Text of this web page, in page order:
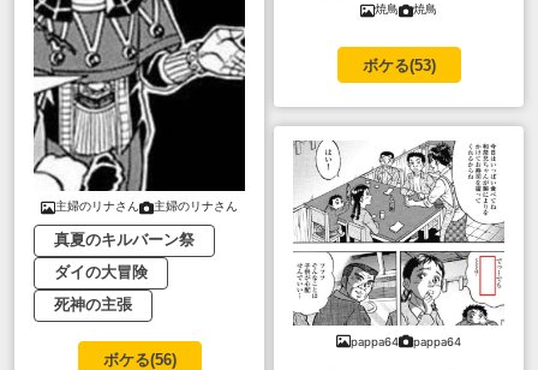
主婦のリナさん 主婦のリナさん
真夏のキルバーン祭
ダイの大冒険
死神の主張
ボケる(56)
焼鳥 焼鳥
ボケる(53)
pappa64 pappa64